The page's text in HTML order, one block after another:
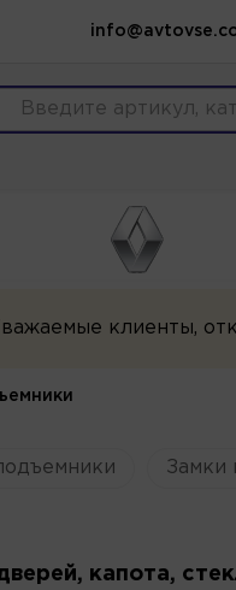
клиенты,
Замки
капота,